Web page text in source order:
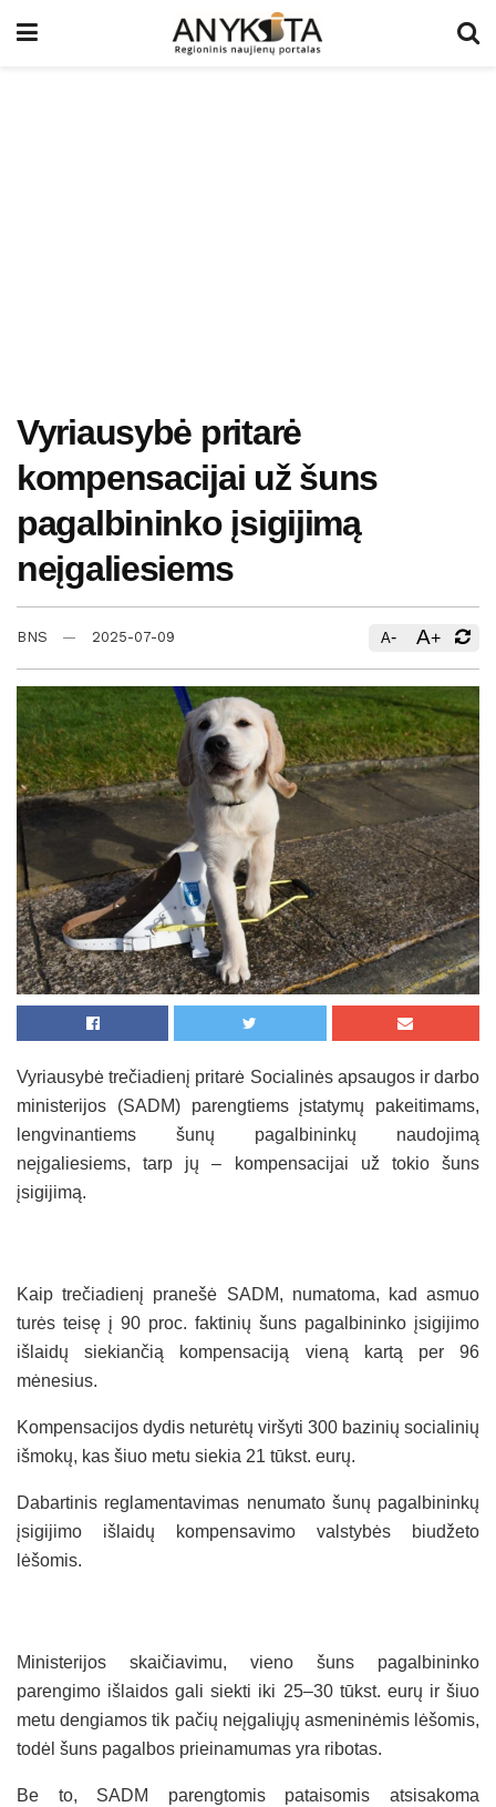
Vyriausybė pritarė
kompensacijai už šuns
pagalbininko įsigijimą
neįgaliesiems
BNS 2025-07-09 A- A+
Vyriausybė trečiadienį pritarė Socialinės apsaugos ir darbo
ministerijos (SADM) parengtiems įstatymų pakeitimams,
lengvinantiems šunų pagalbininkų naudojimą
neįgaliesiems, tarp jų – kompensacijai už tokio šuns
įsigijimą.
Kaip trečiadienį pranešė SADM, numatoma, kad asmuo
turės teisę į 90 proc. faktinių šuns pagalbininko įsigijimo
išlaidų siekiančią kompensaciją vieną kartą per 96
mėnesius.
Kompensacijos dydis neturėtų viršyti 300 bazinių socialinių
išmokų, kas šiuo metu siekia 21 tūkst. eurų.
Dabartinis reglamentavimas nenumato šunų pagalbininkų
įsigijimo išlaidų kompensavimo valstybės biudžeto
lėšomis.
Ministerijos skaičiavimu, vieno šuns pagalbininko
parengimo išlaidos gali siekti iki 25–30 tūkst. eurų ir šiuo
metu dengiamos tik pačių neįgaliųjų asmeninėmis lėšomis,
todėl šuns pagalbos prieinamumas yra ribotas.
Be to, SADM parengtomis pataisomis atsisakoma